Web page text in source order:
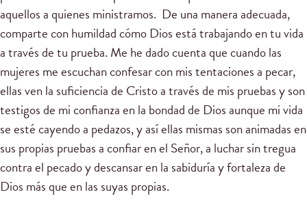
aquellos a quienes ministramos. De una manera adecuada,
comparte con humildad cómo Dios está trabajando en tu vida
a través de tu prueba. Me he dado cuenta que cuando las
mujeres me escuchan confesar con mis tentaciones a pecar,
ellas ven la suficiencia de Cristo a través de mis pruebas y son
testigos de mi confianza en la bondad de Dios aunque mi vida
se esté cayendo a pedazos, y así ellas mismas son animadas en
sus propias pruebas a confiar en el Señor, a luchar sin tregua
contra el pecado y descansar en la sabiduría y fortaleza de
Dios más que en las suyas propias.